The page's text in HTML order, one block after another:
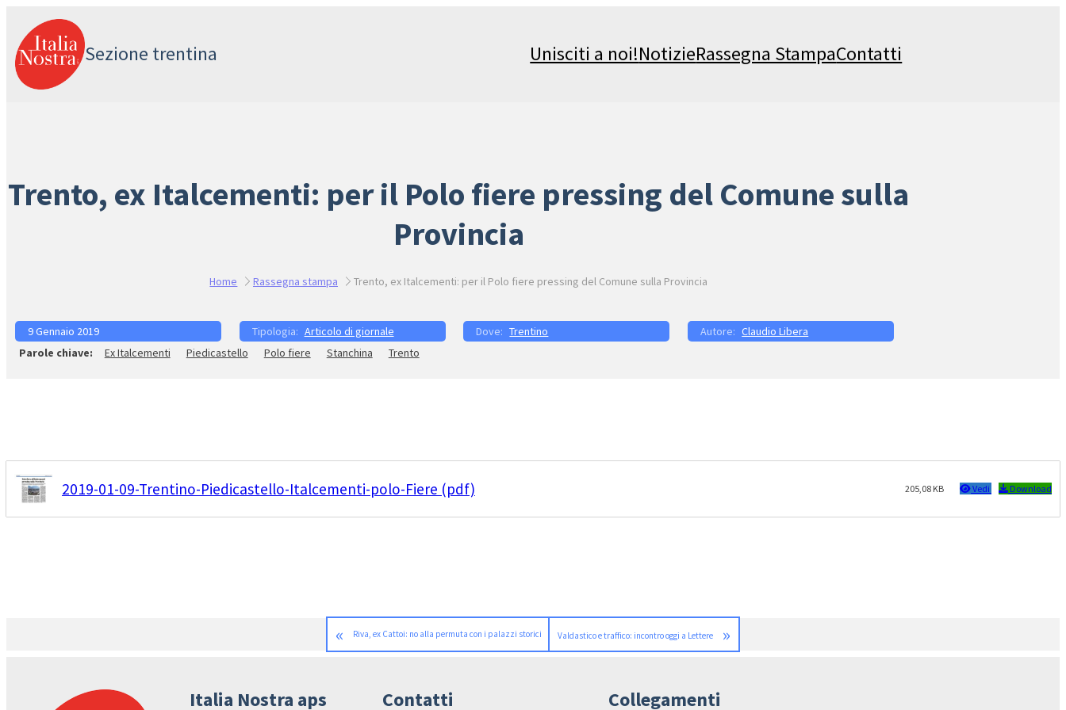
al
contenuto
Sezione trentina Unisciti a noi!NotizieRassegna StampaContatti
Trento, ex Italcementi: per il Polo fiere pressing del Comune sulla
Provincia
Home Rassegna stampa Trento, ex Italcementi: per il Polo fiere pressing del Comune sulla Provincia
9 Gennaio 2019 Articolo di giornale Trentino
Claudio Libera
Ex Italcementi
Piedicastello Polo fiere Stanchina Trento
2019-01-09-Trentino-Piedicastello-Italcementi-polo-Fiere (pdf) 205,08 KB Vedi Download
« Riva, ex Cattoi: no alla permuta con i palazzi storici Valdastico e traffico: incontro oggi a Lettere »
Italia Nostra aps Contatti Collegamenti